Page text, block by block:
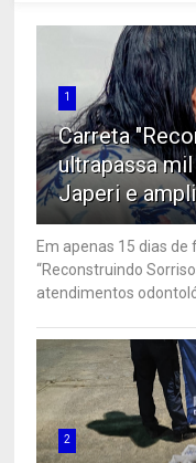
1
Carreta
ultrapassa
Japeri e
Em apenas 15 dias
“Reconstruindo
atendimentos
2